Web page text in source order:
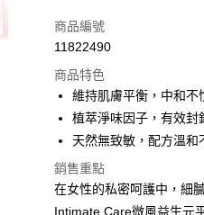
信用卡一次付款
LINE Pay
Apple Pay
悠遊付
商品編號
11822490
商品特色
維持肌膚平衡，中和不
植萃淨味因子，有效封
天然無致敏，配方溫和
銷售重點
在女性的私密呵護中，細
Intimate Care微風益生元